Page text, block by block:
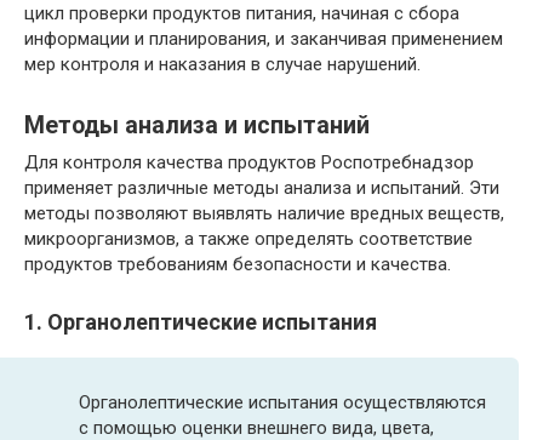
цикл проверки продуктов питания, начиная с сбора
информации и планирования, и заканчивая применением
мер контроля и наказания в случае нарушений.
Методы анализа и испытаний
Для контроля качества продуктов Роспотребнадзор
применяет различные методы анализа и испытаний. Эти
методы позволяют выявлять наличие вредных веществ,
микроорганизмов, а также определять соответствие
продуктов требованиям безопасности и качества.
1. Органолептические испытания
Органолептические испытания осуществляются
с помощью оценки внешнего вида, цвета,